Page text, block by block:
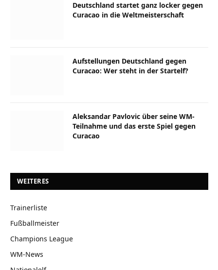
Deutschland startet ganz locker gegen
Curacao in die Weltmeisterschaft
Aufstellungen Deutschland gegen
Curacao: Wer steht in der Startelf?
Aleksandar Pavlovic über seine WM-
Teilnahme und das erste Spiel gegen
Curacao
WEITERES
Trainerliste
Fußballmeister
Champions League
WM-News